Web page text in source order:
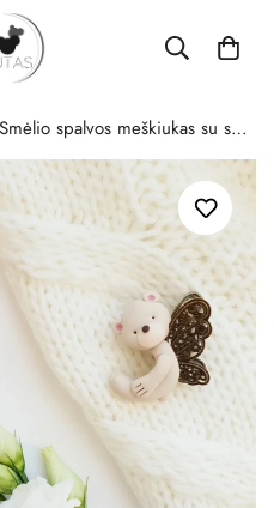
Smėlio spalvos meškiukas su sparnais